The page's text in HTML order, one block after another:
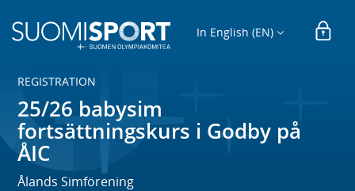
In English (EN)
REGISTRATION
25/26 babysim
fortsättningskurs i Godby på
ÅIC
Ålands Simförening